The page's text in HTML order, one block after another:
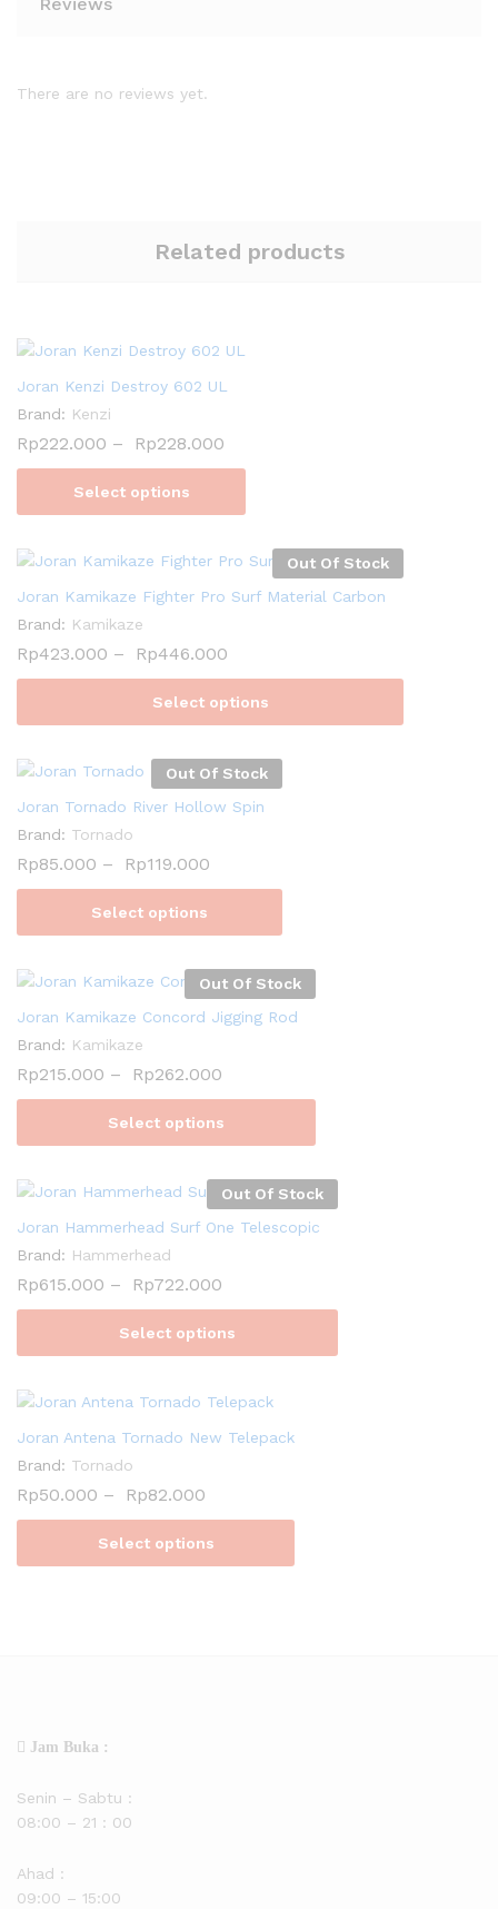
Reviews
There are no reviews yet.
Related products
Joran Kenzi Destroy 602 UL
Brand: Kenzi
Rp222.000 – Rp228.000
Select options
Out Of Stock
Joran Kamikaze Fighter Pro Surf Material Carbon
Brand: Kamikaze
Rp423.000 – Rp446.000
Select options
Out Of Stock
Joran Tornado River Hollow Spin
Brand: Tornado
Rp85.000 – Rp119.000
Select options
Out Of Stock
Joran Kamikaze Concord Jigging Rod
Brand: Kamikaze
Rp215.000 – Rp262.000
Select options
Out Of Stock
Joran Hammerhead Surf One Telescopic
Brand: Hammerhead
Rp615.000 – Rp722.000
Select options
Joran Antena Tornado New Telepack
Brand: Tornado
Rp50.000 – Rp82.000
Select options
Jam Buka :
Senin – Sabtu :
08:00 – 21 : 00
Ahad :
09:00 – 15:00